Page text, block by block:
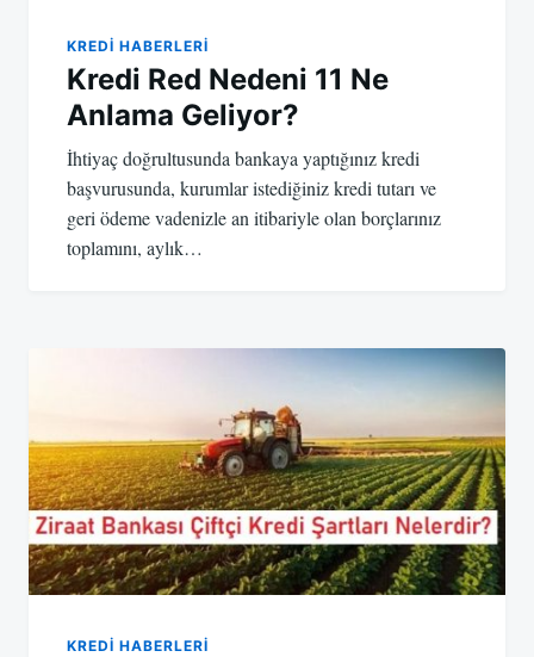
KREDI HABERLERI
Kredi Red Nedeni 11 Ne
Anlama Geliyor?
İhtiyaç doğrultusunda bankaya yaptığınız kredi
başvurusunda, kurumlar istediğiniz kredi tutarı ve
geri ödeme vadenizle an itibariyle olan borçlarınız
toplamını, aylık…
KREDI HABERLERI